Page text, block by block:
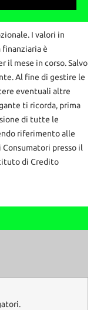
*
per finalità di
I valori in
finanziaria è
il mese in corso. Salvo
Al fine di gestire le
eventuali altre
ti ricorda, prima
di tutte le
riferimento alle
presso il
di Credito